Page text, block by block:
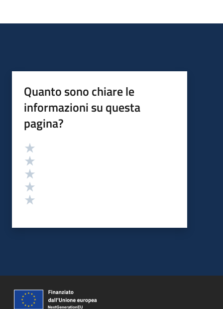
Quanto sono chiare le
informazioni su questa
pagina?
Valutazione